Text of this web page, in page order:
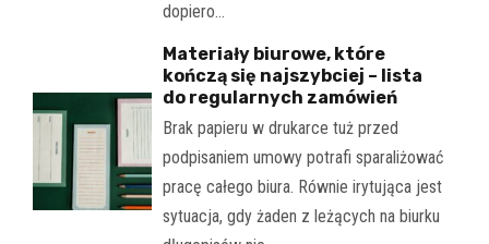
dopiero…
Materiały biurowe, które
kończą się najszybciej – lista
do regularnych zamówień
Brak papieru w drukarce tuż przed
podpisaniem umowy potrafi sparaliżować
pracę całego biura. Równie irytująca jest
sytuacja, gdy żaden z leżących na biurku